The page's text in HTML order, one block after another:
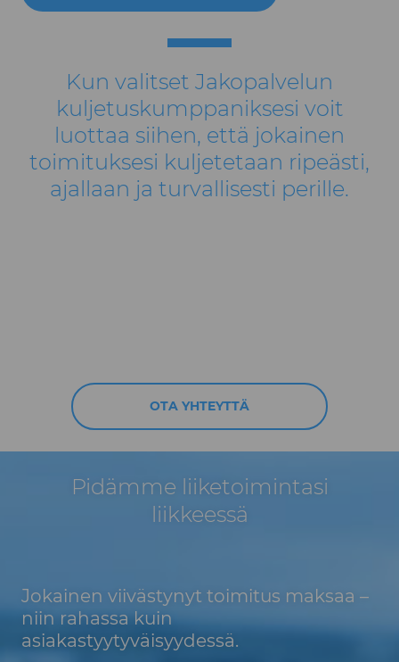
Kun valitset Jakopalvelun
kuljetuskumppaniksesi voit
luottaa siihen, että jokainen
toimituksesi kuljetetaan ripeästi,
ajallaan ja turvallisesti perille.
OTA YHTEYTTÄ
Pidämme liiketoimintasi
liikkeessä​
Jokainen viivästynyt toimitus maksaa –
niin rahassa kuin
asiakastyytyväisyydessä.